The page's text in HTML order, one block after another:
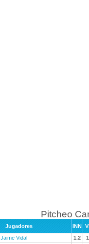
Pitcheo
Jugadores INN
Jaime Vidal
1.2